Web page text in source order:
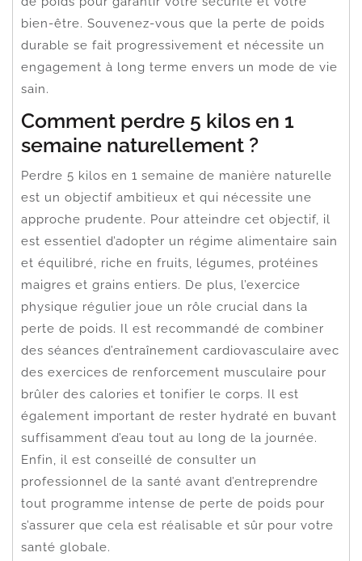
bien-être. Souvenez-vous que la perte de poids
durable se fait progressivement et nécessite un
engagement à long terme envers un mode de vie
sain.
Comment perdre 5 kilos en 1
semaine naturellement ?
Perdre 5 kilos en 1 semaine de manière naturelle
est un objectif ambitieux et qui nécessite une
approche prudente. Pour atteindre cet objectif, il
est essentiel d’adopter un régime alimentaire sain
et équilibré, riche en fruits, légumes, protéines
maigres et grains entiers. De plus, l’exercice
physique régulier joue un rôle crucial dans la
perte de poids. Il est recommandé de combiner
des séances d’entraînement cardiovasculaire avec
des exercices de renforcement musculaire pour
brûler des calories et tonifier le corps. Il est
également important de rester hydraté en buvant
suffisamment d’eau tout au long de la journée.
Enfin, il est conseillé de consulter un
professionnel de la santé avant d’entreprendre
tout programme intense de perte de poids pour
s’assurer que cela est réalisable et sûr pour votre
santé globale.